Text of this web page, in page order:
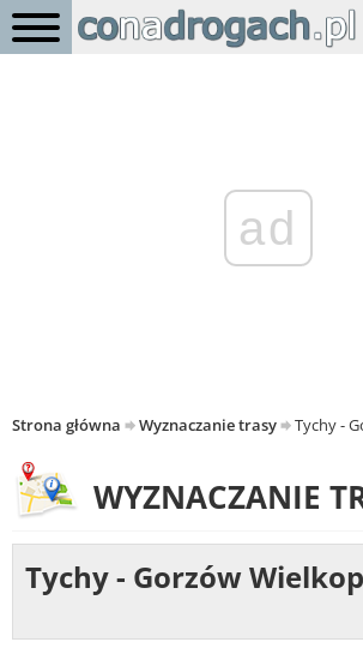
ad
Strona główna Wyznaczanie trasy Tychy -
WYZNACZANIE
Tychy - Gorzów